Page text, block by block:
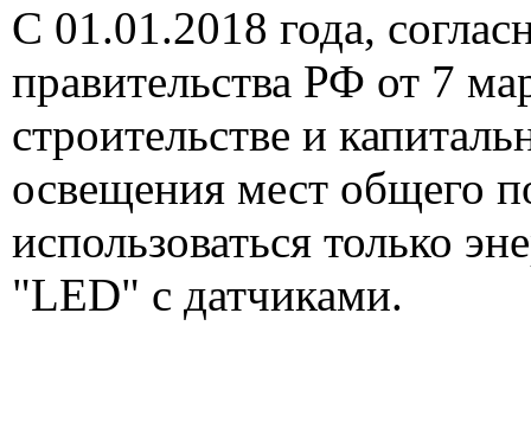
C 01.01.2018 года,
правительства РФ от 7
строительстве и
освещения мест общего
использоваться только
"LED" c датчиками.